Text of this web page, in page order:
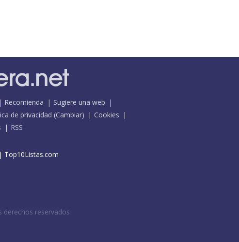
Recomienda
Sugiere una web
de privacidad (Cambiar)
Cookies
RSS
| Top10Listas.com
derechos reservados